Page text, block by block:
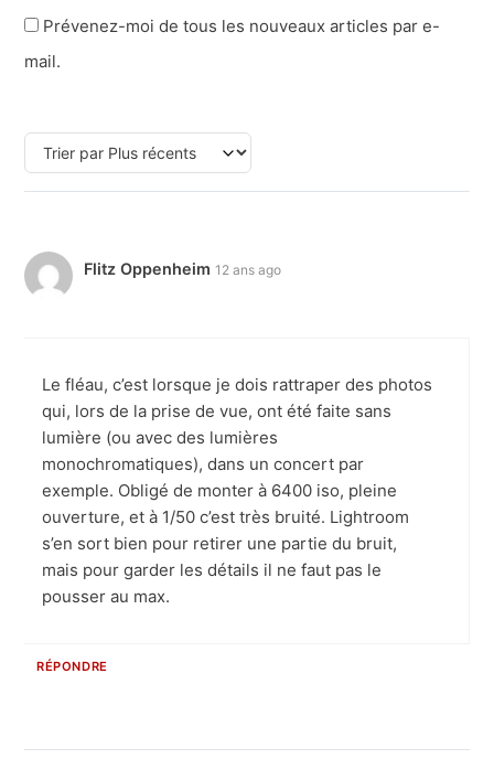
Prévenez-moi de tous les nouveaux articles par e-
mail.
Flitz Oppenheim 12 ans ago
Le fléau, c’est lorsque je dois rattraper des photos
qui, lors de la prise de vue, ont été faite sans
lumière (ou avec des lumières
monochromatiques), dans un concert par
exemple. Obligé de monter à 6400 iso, pleine
ouverture, et à 1/50 c’est très bruité. Lightroom
s’en sort bien pour retirer une partie du bruit,
mais pour garder les détails il ne faut pas le
pousser au max.
RÉPONDRE